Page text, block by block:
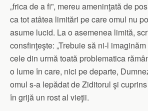
„frica de a fi”, mereu ameninţată de
ca tot atâtea limitări pe care omul nu
asume lucid. La o asemenea limită,
consfinţeşte: „Trebuie să ni-l
cele din urmă toată problematica
o lume în care, nici pe departe,
omul s-a lepădat de Ziditorul şi
în grijă un rost al vieţii.